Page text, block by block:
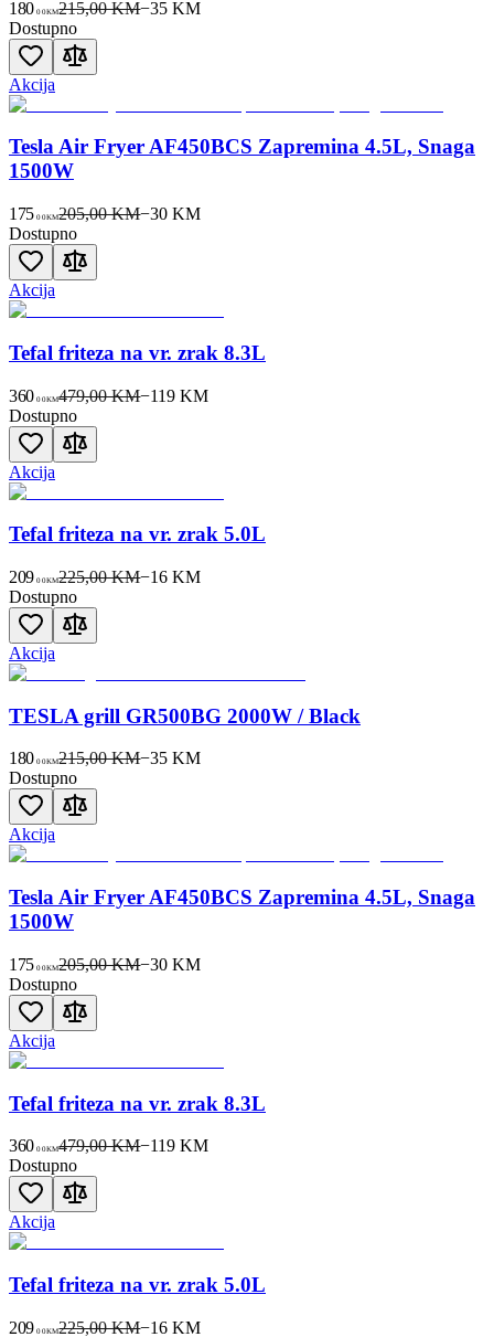
180 00KM215,00 KM−35 KM
Dostupno
Akcija
Tesla Air Fryer AF450BCS Zapremina 4.5L, Snaga
1500W
175 00KM205,00 KM−30 KM
Dostupno
Akcija
Tefal friteza na vr. zrak 8.3L
360 00KM479,00 KM−119 KM
Dostupno
Akcija
Tefal friteza na vr. zrak 5.0L
209 00KM225,00 KM−16 KM
Dostupno
Akcija
TESLA grill GR500BG 2000W / Black
180 00KM215,00 KM−35 KM
Dostupno
Akcija
Tesla Air Fryer AF450BCS Zapremina 4.5L, Snaga
1500W
175 00KM205,00 KM−30 KM
Dostupno
Akcija
Tefal friteza na vr. zrak 8.3L
360 00KM479,00 KM−119 KM
Dostupno
Akcija
Tefal friteza na vr. zrak 5.0L
209 00KM225,00 KM−16 KM